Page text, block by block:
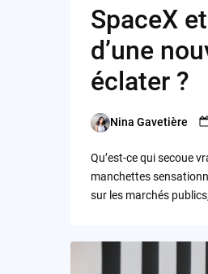
SpaceX
d’une
éclater ?
Posted
Nina Gavetière
Qu’est-ce qui secoue
manchettes
sur les marchés